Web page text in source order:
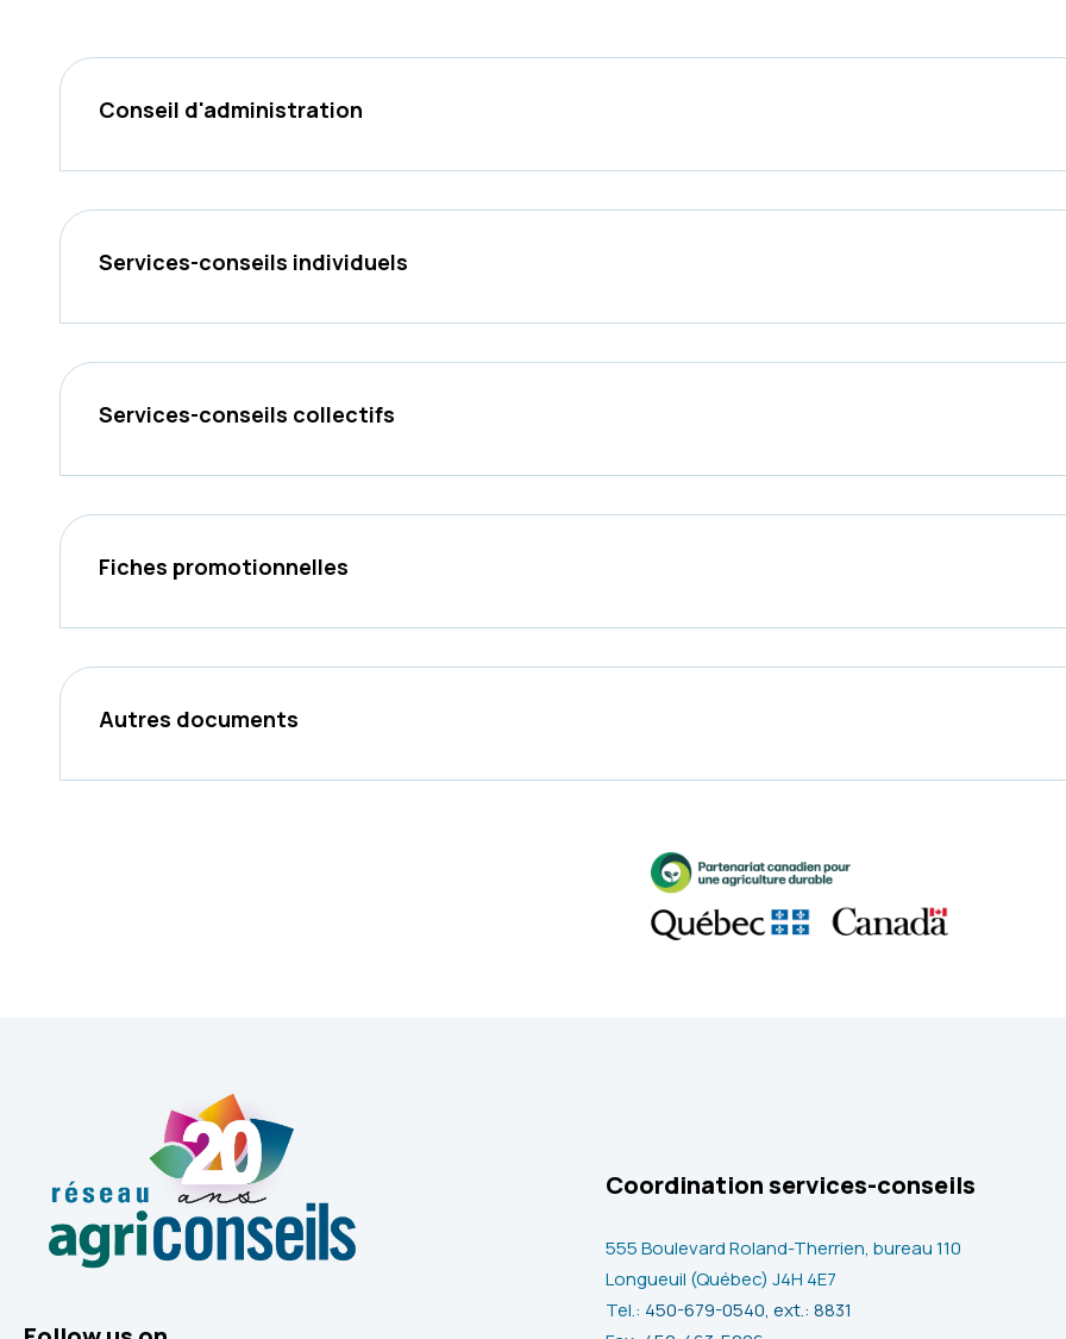
Conseil d'administration
Services-conseils individuels
Services-conseils collectifs
Fiches promotionnelles
Autres documents
Coordination services-conseils
555 Boulevard Roland-Therrien, bureau 110
Longueuil (Québec) J4H 4E7
Tel.: 450-679-0540, ext.: 8831